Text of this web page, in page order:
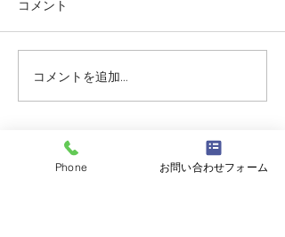
志誠會ファィティングト
ーナメント2026夏の陣！
コメント
コメントを追加…
志誠會
Phone お問い合わせフォーム